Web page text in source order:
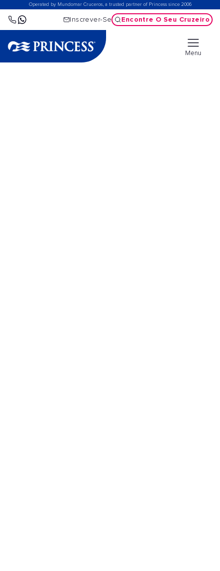
Operated by Mundomar Cruceros, a trusted partner of Princess since 2006
Inscrever-Se Encontre O Seu Cruzeiro
Menu